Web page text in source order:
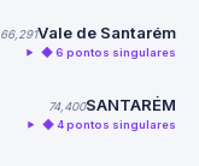
66,291Vale de Santarém
◆ 6 pontos singulares
74,400SANTARÉM
◆ 4 pontos singulares